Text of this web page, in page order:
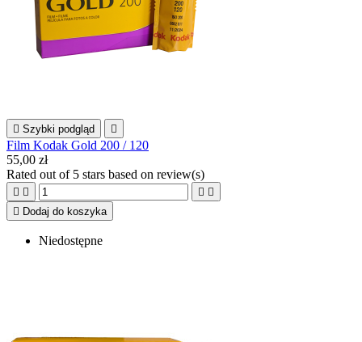
 Szybki podgląd 
Film Kodak Gold 200 / 120
55,00 zł
Rated out of 5 stars based on review(s)
   
 Dodaj do koszyka
Niedostępne